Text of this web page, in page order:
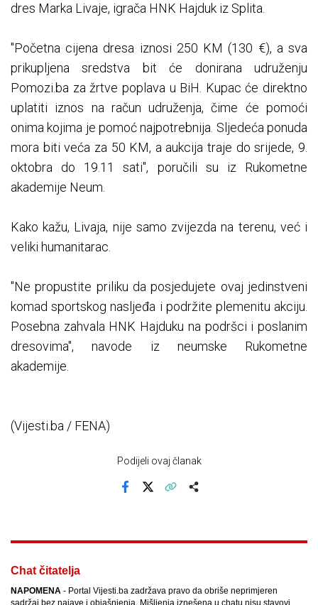
dres Marka Livaje, igrača HNK Hajduk iz Splita.
"Početna cijena dresa iznosi 250 KM (130 €), a sva
prikupljena sredstva bit će donirana udruženju
Pomozi.ba za žrtve poplava u BiH. Kupac će direktno
uplatiti iznos na račun udruženja, čime će pomoći
onima kojima je pomoć najpotrebnija. Sljedeća ponuda
mora biti veća za 50 KM, a aukcija traje do srijede, 9.
oktobra do 19.11 sati", poručili su iz Rukometne
akademije Neum.
Kako kažu, Livaja, nije samo zvijezda na terenu, već i
veliki humanitarac.
"Ne propustite priliku da posjedujete ovaj jedinstveni
komad sportskog nasljeđa i podržite plemenitu akciju.
Posebna zahvala HNK Hajduku na podršci i poslanim
dresovima", navode iz neumske Rukometne
akademije.
(Vijesti.ba / FENA)
Podijeli ovaj članak
Chat čitatelja
NAPOMENA - Portal Vijesti.ba zadržava pravo da obriše neprimjeren